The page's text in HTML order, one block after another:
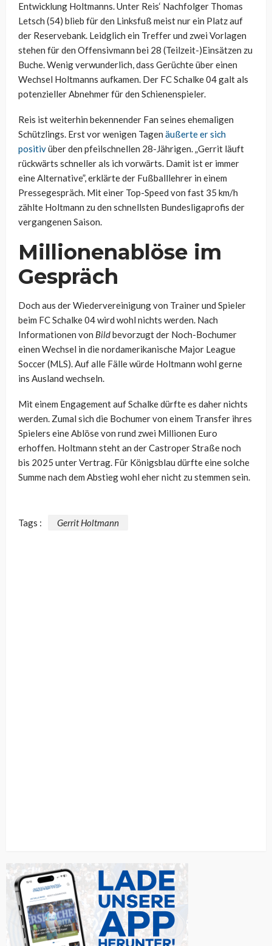
Entwicklung Holtmanns. Unter Reis‘ Nachfolger Thomas
Letsch (54) blieb für den Linksfuß meist nur ein Platz auf
der Reservebank. Leidglich ein Treffer und zwei Vorlagen
stehen für den Offensivmann bei 28 (Teilzeit-)Einsätzen zu
Buche. Wenig verwunderlich, dass Gerüchte über einen
Wechsel Holtmanns aufkamen. Der FC Schalke 04 galt als
potenzieller Abnehmer für den Schienenspieler.
Reis ist weiterhin bekennender Fan seines ehemaligen
Schützlings. Erst vor wenigen Tagen äußerte er sich
positivüber den pfeilschnellen 28-Jährigen. „Gerrit läuft
rückwärts schneller als ich vorwärts. Damit ist er immer
eine Alternative”, erklärte der Fußballlehrer in einem
Pressegespräch. Mit einer Top-Speed von fast 35 km/h
zählte Holtmann zu den schnellsten Bundesligaprofis der
vergangenen Saison.
Millionenablöse im
Gespräch
Doch aus der Wiedervereinigung von Trainer und Spieler
beim FC Schalke 04 wird wohl nichts werden. Nach
Informationen von Bildbevorzugt der Noch-Bochumer
einen Wechsel in die nordamerikanische Major League
Soccer (MLS). Auf alle Fälle würde Holtmann wohl gerne
ins Ausland wechseln.
Mit einem Engagement auf Schalke dürfte es daher nichts
werden. Zumal sich die Bochumer von einem Transfer ihres
Spielers eine Ablöse von rund zwei Millionen Euro
erhoffen. Holtmann steht an der Castroper Straße noch
bis 2025 unter Vertrag. Für Königsblau dürfte eine solche
Summe nach dem Abstieg wohl eher nicht zu stemmen sein.
Tags : Gerrit Holtmann